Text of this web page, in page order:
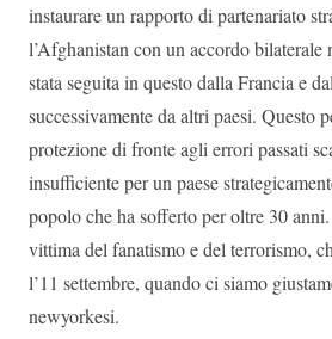
instaurare un rapporto di partenariato
l’Afghanistan con un accordo bilaterale
stata seguita in questo dalla Francia e
successivamente da altri paesi. Questo
protezione di fronte agli errori passati
insufficiente per un paese
popolo che ha sofferto per oltre 30
vittima del fanatismo e del terrorismo,
l’11 settembre, quando ci siamo
newyorkesi.